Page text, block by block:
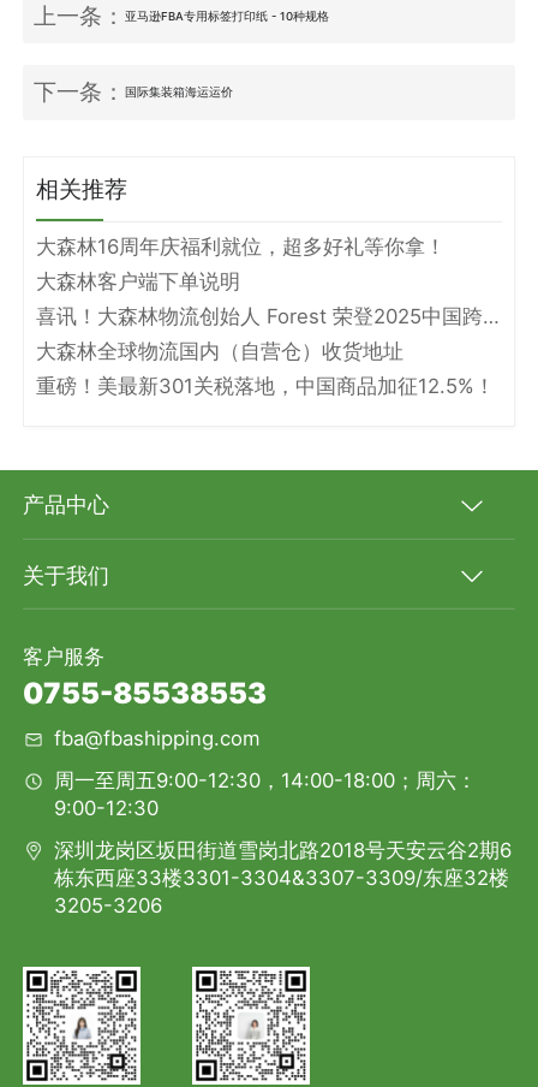
上一条：亚马逊FBA专用标签打印纸 - 10种规格
下一条：国际集装箱海运运价
相关推荐
大森林16周年庆福利就位，超多好礼等你拿！
大森林客户端下单说明
喜讯！大森林物流创始人 Forest 荣登2025中国跨境电商物流名人堂！
大森林全球物流国内（自营仓）收货地址
重磅！美最新301关税落地，中国商品加征12.5%！
产品中心
关于我们
客户服务
0755-85538553
fba@fbashipping.com
周一至周五9:00-12:30，14:00-18:00；周六：
9:00-12:30
深圳龙岗区坂田街道雪岗北路2018号天安云谷2期6
栋东西座33楼3301-3304&3307-3309/东座32楼
3205-3206